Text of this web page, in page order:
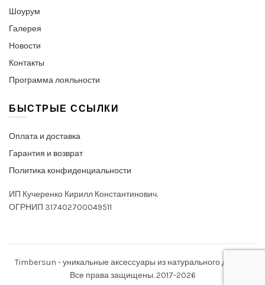
Шоурум
Галерея
Новости
Контакты
Программа лояльности
БЫСТРЫЕ ССЫЛКИ
Оплата и доставка
Гарантия и возврат
Политика конфиденциальности
ИП Кучеренко Кирилл Константинович.
ОГРНИП 317402700049511
Timbersun - уникальные аксессуары из натурального дерева.
Все права защищены. 2017-2026